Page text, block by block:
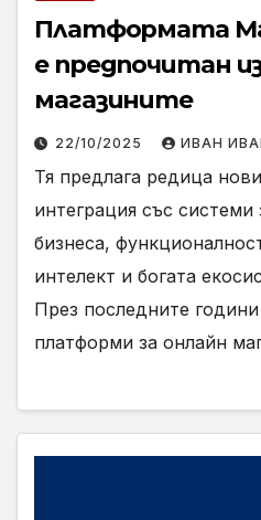
Платформата
е предпочитан
магазините
22/10/2025 ИВАН
Тя предлага редица
интеграция със системи
бизнеса,
интелект и богата
През последните
платформи за онлайн